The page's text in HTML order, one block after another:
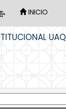
INICIO
UAQ